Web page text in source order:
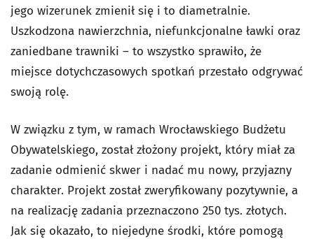
jego wizerunek zmienił się i to diametralnie.
Uszkodzona nawierzchnia, niefunkcjonalne ławki oraz
zaniedbane trawniki – to wszystko sprawiło, że
miejsce dotychczasowych spotkań przestało odgrywać
swoją rolę.
W związku z tym, w ramach Wrocławskiego Budżetu
Obywatelskiego, został złożony projekt, który miał za
zadanie odmienić skwer i nadać mu nowy, przyjazny
charakter. Projekt został zweryfikowany pozytywnie, a
na realizację zadania przeznaczono 250 tys. złotych.
Jak się okazało, to niejedyne środki, które pomogą